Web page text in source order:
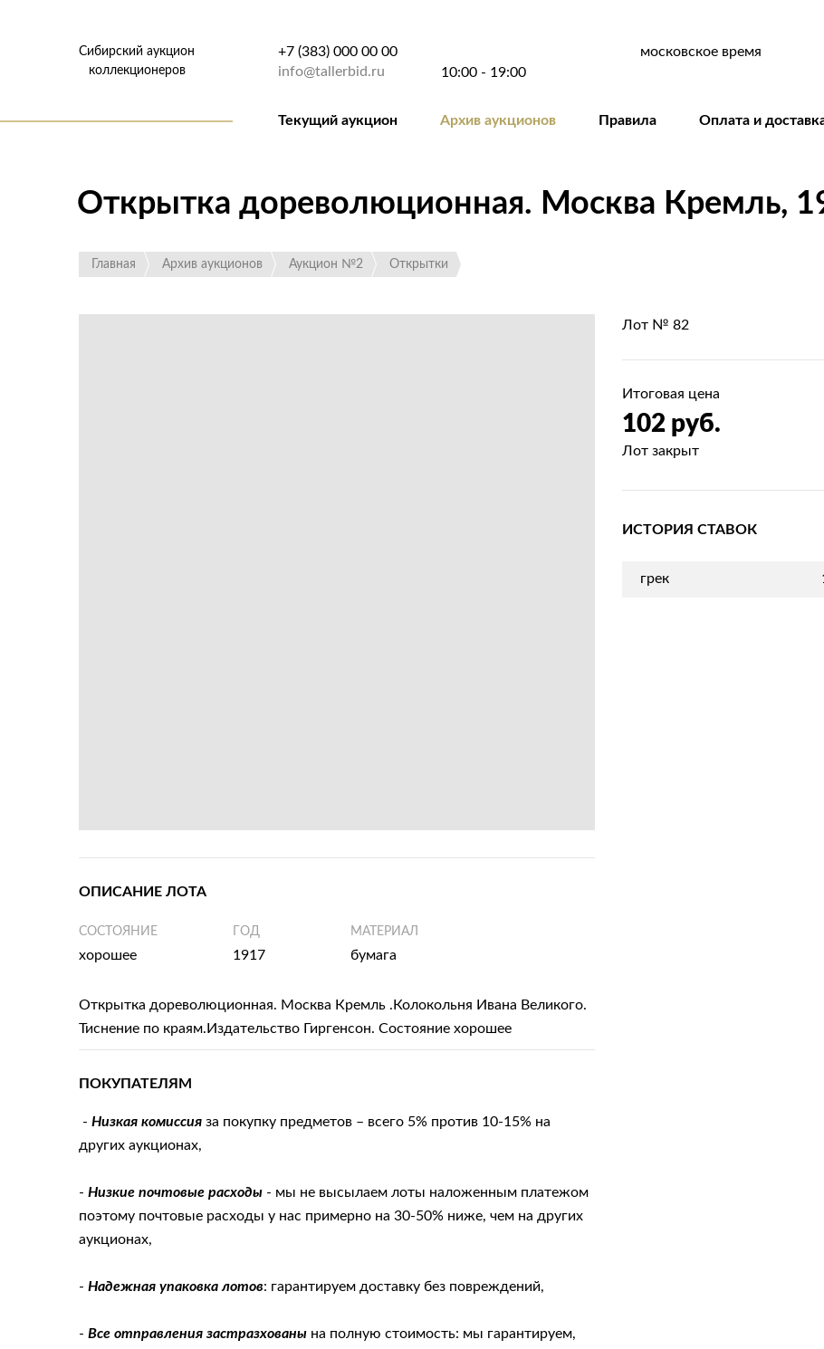
Сибирский аукцион
коллекционеров
+7 (383) 000 00 00
info@tallerbid.ru
10:00 - 19:00
московское время
Текущий аукцион Архив аукционов Правила Оплата и
Открытка дореволюционная. Москва Кремль,
Главная Архив аукционов Аукцион №2 Открытки
ОПИСАНИЕ ЛОТА
СОСТОЯНИЕ
хорошее
ГОД
1917
МАТЕРИАЛ
бумага
Открытка дореволюционная. Москва Кремль .Колокольня Ивана Великого.
Тиснение по краям.Издательство Гиргенсон. Состояние хорошее
ПОКУПАТЕЛЯМ
- Низкая комиссия за покупку предметов – всего 5% против 10-15% на
других аукционах,
- Низкие почтовые расходы - мы не высылаем лоты наложенным платежом
поэтому почтовые расходы у нас примерно на 30-50% ниже, чем на других
аукционах,
- Надежная упаковка лотов: гарантируем доставку без повреждений,
- Все отправления застразхованы на полную стоимость: мы гарантируем,
Лот № 82
Итоговая цена
102 руб.
Лот закрыт
ИСТОРИЯ СТАВОК
грек